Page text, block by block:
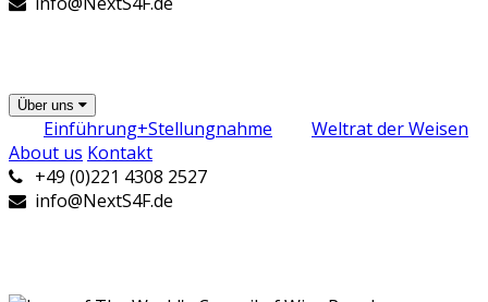
Über uns
Einführung+Stellungnahme
Weltrat der Weisen
About us Kontakt
+49 (0)221 4308 2527
info@NextS4F.de